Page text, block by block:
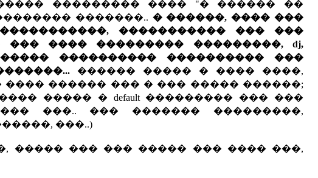
��������� ���� "� ������ ��
�������.. � ������, ���� ���
����������� ��� ���
���� ��������� ���������, dj,
���������� ���������� ���
������ ����� � ���� ����,
���� ������ ��� � ��� ����� ������;
����� � default ��������� ��� ���
���.. ��� ������� ���������,
���..)
����� ��� ��� ����� ��� ���� ���,